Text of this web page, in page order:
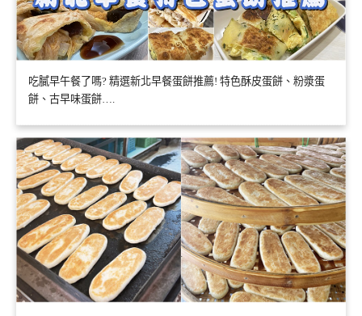
吃膩早午餐了嗎? 精選新北早餐蛋餅推薦! 特色酥皮蛋餅、粉漿蛋
餅、古早味蛋餅….